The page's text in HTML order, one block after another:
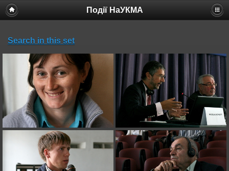
Події НаУКМА
Search in this set